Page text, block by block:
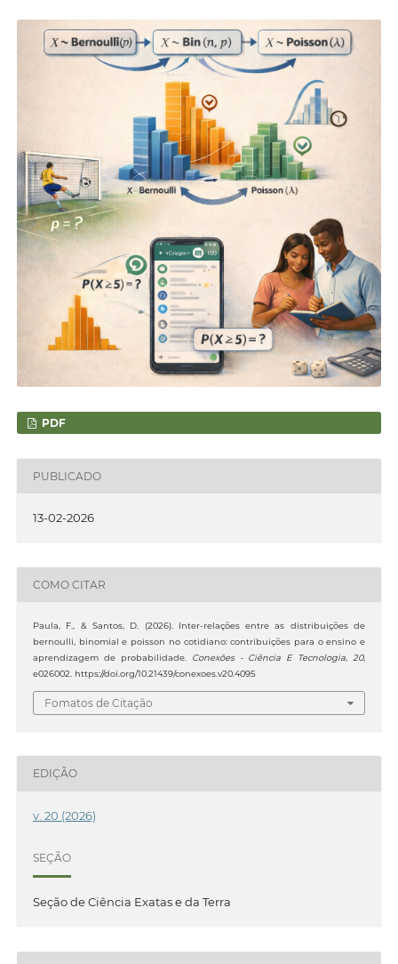
PDF
PUBLICADO
13-02-2026
COMO CITAR
Paula, F., & Santos, D. (2026). Inter-relações entre as distribuições de
bernoulli, binomial e poisson no cotidiano: contribuições para o ensino e
aprendizagem de probabilidade.
Conexões - Ciência E Tecnologia, 20,
e026002. https://doi.org/10.21439/conexoes.v20.4095
Fomatos de Citação
EDIÇÃO
v. 20 (2026)
SEÇÃO
Seção de Ciência Exatas e da Terra